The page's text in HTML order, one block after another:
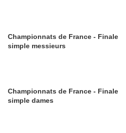
Championnats de France - Finale
simple messieurs
Championnats de France - Finale
simple dames